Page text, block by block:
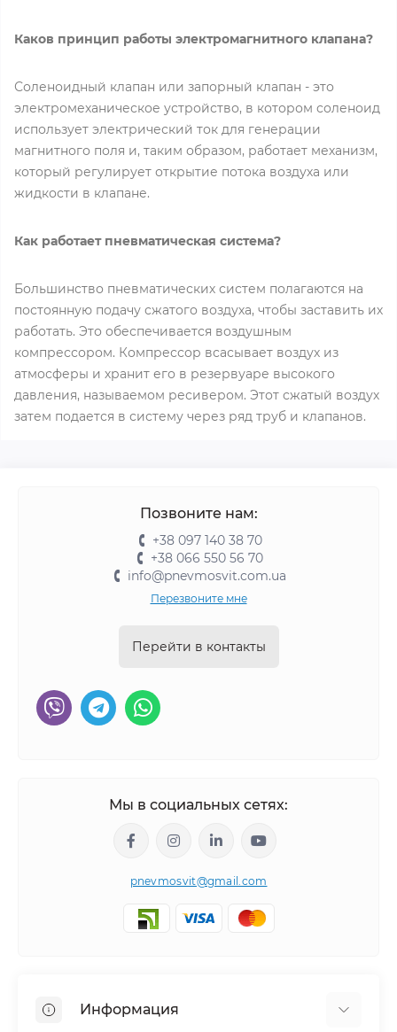
Каков принцип работы электромагнитного клапана?
Соленоидный клапан или запорный клапан - это
электромеханическое устройство, в котором соленоид
использует электрический ток для генерации
магнитного поля и, таким образом, работает механизм,
который регулирует открытие потока воздуха или
жидкости в клапане.
Как работает пневматическая система?
Большинство пневматических систем полагаются на
постоянную подачу сжатого воздуха, чтобы заставить их
работать. Это обеспечивается воздушным
компрессором. Компрессор всасывает воздух из
атмосферы и хранит его в резервуаре высокого
давления, называемом ресивером. Этот сжатый воздух
затем подается в систему через ряд труб и клапанов.
Позвоните нам:
+38 097 140 38 70
+38 066 550 56 70
info@pnevmosvit.com.ua
Перезвоните мне
Перейти в контакты
Мы в социальных сетях:
pnevmosvit@gmail.com
Информация